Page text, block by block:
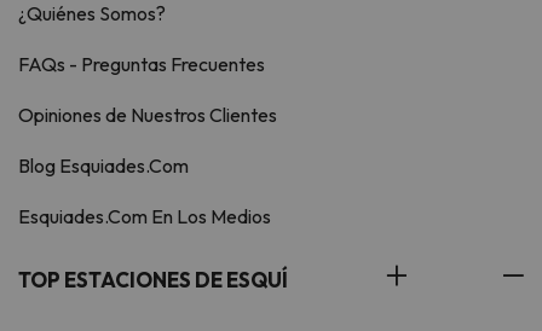
¿Quiénes Somos?
FAQs - Preguntas Frecuentes
Opiniones de Nuestros Clientes
Blog Esquiades.Com
Esquiades.Com En Los Medios
TOP ESTACIONES DE ESQUÍ